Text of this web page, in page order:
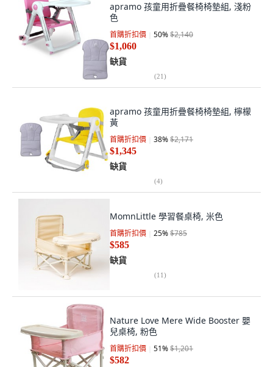
apramo 孩童用折疊餐椅椅墊組, 淺粉
色
首購折扣價 50%$2,140
$1,060
缺貨
(21)
apramo 孩童用折疊餐椅椅墊組, 檸檬
黃
首購折扣價 38%$2,171
$1,345
缺貨
(4)
MomnLittle 學習餐桌椅, 米色
首購折扣價 25%$785
$585
缺貨
(11)
Nature Love Mere Wide Booster 嬰
兒桌椅, 粉色
首購折扣價 51%$1,201
$582